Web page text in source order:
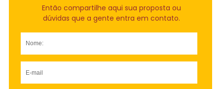
Então compartilhe aqui sua proposta ou
dúvidas que a gente entra em contato.